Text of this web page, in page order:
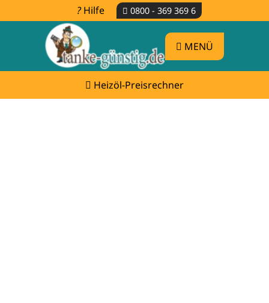
Hilfe 0800 - 369 369 6
MENÜ
Heizöl-Preisrechner